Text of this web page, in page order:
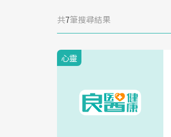
共7筆搜尋結果
心靈